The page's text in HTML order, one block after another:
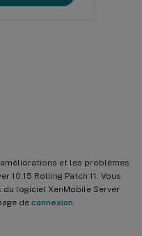
et les problèmes
10.15 Rolling Patch 11. Vous
logiciel XenMobile Server
de connexion